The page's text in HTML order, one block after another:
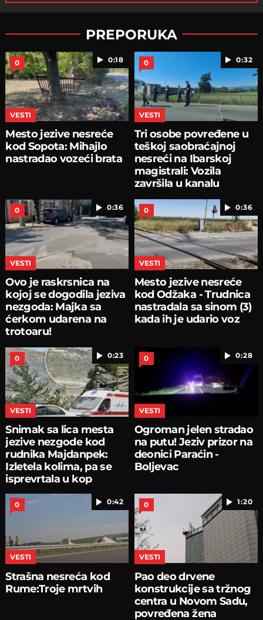
PREPORUKA
0:18
0
VESTI
Mesto jezive nesreće
kod Sopota: Mihajlo
nastradao vozeći brata
0:32
0
VESTI
Tri osobe povređene u
teškoj saobraćajnoj
nesreći na Ibarskoj
magistrali: Vozila
završila u kanalu
0:36
0
VESTI
Ovo je raskrsnica na
kojoj se dogodila jeziva
nezgoda: Majka sa
ćerkom udarena na
trotoaru!
0:36
0
VESTI
Mesto jezive nesreće
kod Odžaka - Trudnica
nastradala sa sinom (3)
kada ih je udario voz
0:23
0
VESTI
Snimak sa lica mesta
jezive nezgode kod
rudnika Majdanpek:
Izletela kolima, pa se
isprevrtala u kop
0:28
0
VESTI
Ogroman jelen stradao
na putu! Jeziv prizor na
deonici Paraćin -
Boljevac
0:42
0
VESTI
Strašna nesreća kod
Rume:Troje mrtvih
1:20
0
VESTI
Pao deo drvene
konstrukcije sa tržnog
centra u Novom Sadu,
povređena žena